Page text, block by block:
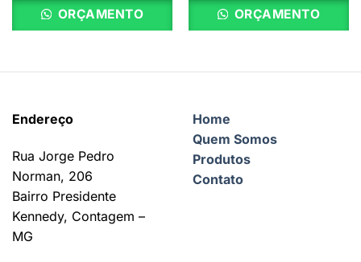
ORÇAMENTO ORÇAMENTO
Endereço
Rua Jorge Pedro
Norman, 206
Bairro Presidente
Kennedy, Contagem –
MG
Home
Quem Somos
Produtos
Contato